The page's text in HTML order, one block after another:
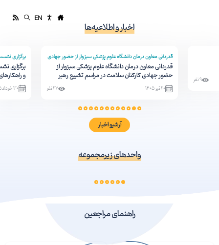
EN
اخبار و اطلاعیه‌ها
9 نفر
قدردانی معاون درمان دانشگاه علوم پزشکی سبزوار از حضور جهادی
کارکنان سلامت در مراسم تشییع رهبر شهید
قدردانی معاون درمان دانشگاه علوم پزشکی سبزوار از
حضور جهادی کارکنان سلامت در مراسم تشییع رهبر
شهید
20 تیر 1405 27 نفر
برگزاری
راهکارهای
برگزاری
و
30 خرداد 1405
آرشیو اخبار
واحدهای زیرمجموعهبیمارستان حشمتیه
راهنمای مراجعین